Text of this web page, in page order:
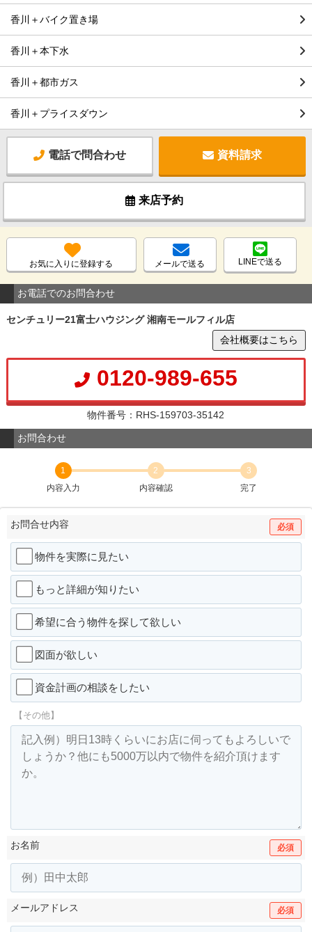
香川＋バイク置き場
香川＋本下水
香川＋都市ガス
香川＋プライスダウン
電話で問合わせ 資料請求
来店予約
お気に入りに登録する メールで送る LINEで送る
お電話でのお問合わせ
センチュリー21富士ハウジング 湘南モールフィル店
会社概要はこちら
0120-989-655
物件番号：RHS-159703-35142
お問合わせ
1
内容入力
2
内容確認
3
完了
お問合せ内容 必須
物件を実際に見たい
もっと詳細が知りたい
希望に合う物件を探して欲しい
図面が欲しい
資金計画の相談をしたい
【その他】
お名前 必須
メールアドレス 必須